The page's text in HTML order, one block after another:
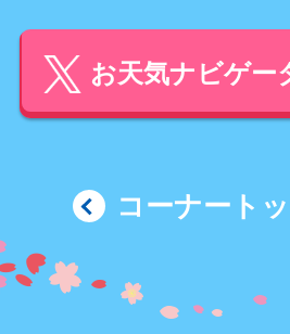
お天気ナビゲー
コーナート